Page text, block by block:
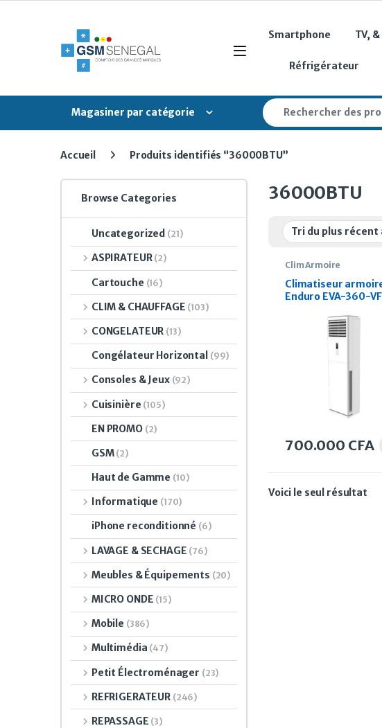
Open
Smartphone TV,
Réfrigérateur
Magasiner par catégorie
Search for:
Accueil Produits identifiés “36000BTU”
36000BTU
Clim Armoire
Climatiseur
Enduro EVA-360-VF
700.000 CFA
Voici le seul résultat
Browse Categories
Uncategorized (21)
ASPIRATEUR (2)
Cartouche (16)
CLIM & CHAUFFAGE (103)
CONGELATEUR (13)
Congélateur Horizontal (99)
Consoles & Jeux (92)
Cuisinière (105)
EN PROMO (2)
GSM (2)
Haut de Gamme (10)
Informatique (170)
iPhone reconditionné (6)
LAVAGE & SECHAGE (76)
Meubles & Équipements (20)
MICRO ONDE (15)
Mobile (386)
Multimédia (47)
Petit Électroménager (23)
REFRIGERATEUR (246)
REPASSAGE (3)